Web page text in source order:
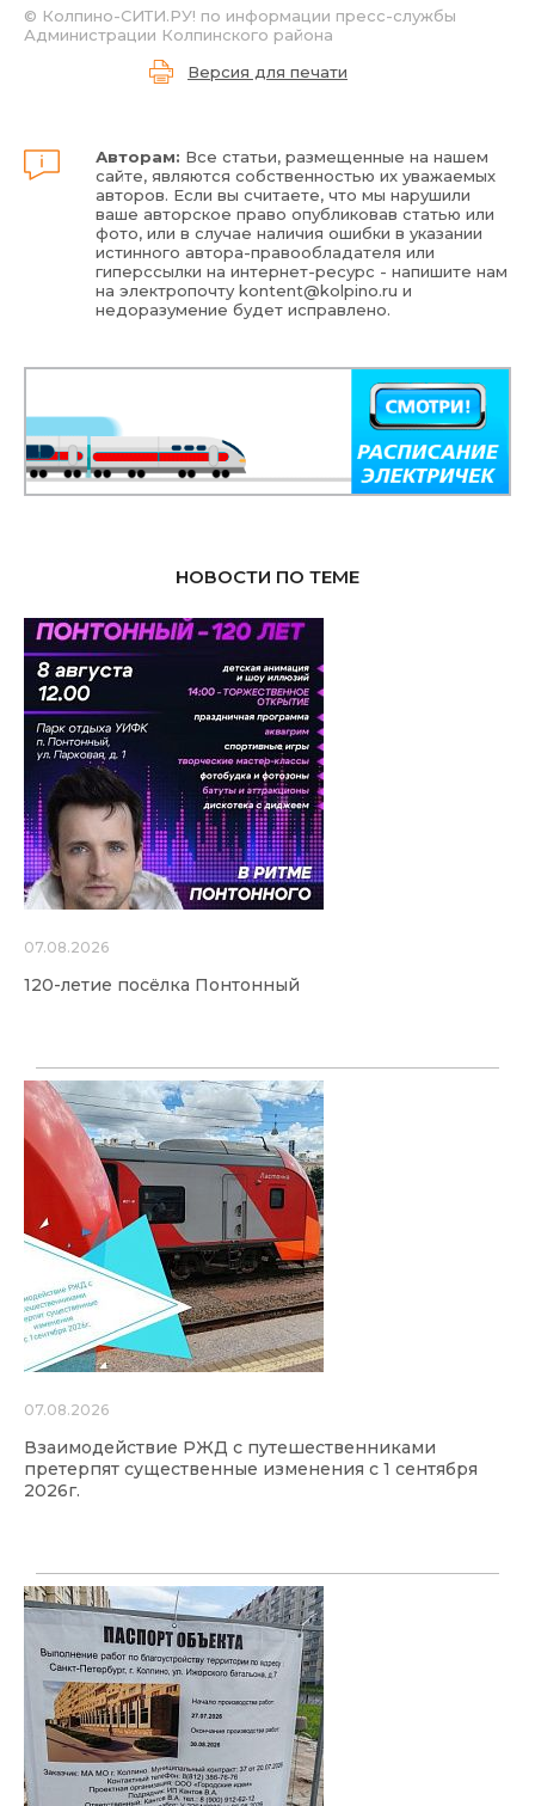
© Колпино-СИТИ.РУ! по информации пресс-службы
Администрации Колпинского района
Версия для печати
Авторам: Все статьи, размещенные на нашем
сайте, являются собственностью их уважаемых
авторов. Если вы считаете, что мы нарушили
ваше авторское право опубликовав статью или
фото, или в случае наличия ошибки в указании
истинного автора-правообладателя или
гиперссылки на интернет-ресурс - напишите нам
на электропочтуkontent@kolpino.ru и
недоразумение будет исправлено.
НОВОСТИ ПО ТЕМЕ
07.08.2026
120-летие посёлка Понтонный
07.08.2026
Взаимодействие РЖД с путешественниками
претерпят существенные изменения с 1 сентября
2026г.